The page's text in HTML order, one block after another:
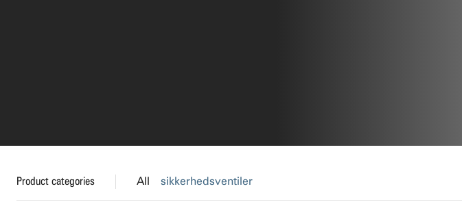
Product categories All sikkerhedsventiler